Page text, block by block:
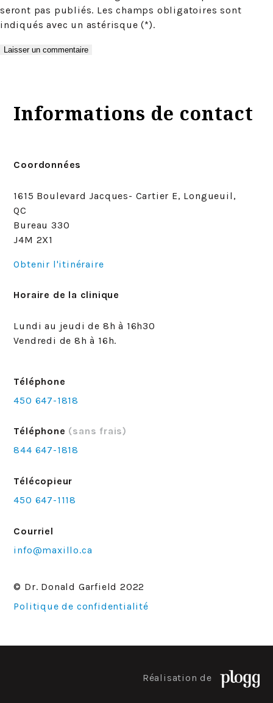
seront pas publiés. Les champs obligatoires sont
indiqués avec un astérisque (*).
Informations de contact
Coordonnées
1615 Boulevard Jacques- Cartier E, Longueuil,
QC
Bureau 330
J4M 2X1
Obtenir l'itinéraire
Horaire de la clinique
Lundi au jeudi de 8h à 16h30
Vendredi de 8h à 16h.
Téléphone
450 647-1818
Téléphone (sans frais)
844 647-1818
Télécopieur
450 647-1118
Courriel
info@maxillo.ca
© Dr. Donald Garfield 2022
Politique de confidentialité
Réalisation de